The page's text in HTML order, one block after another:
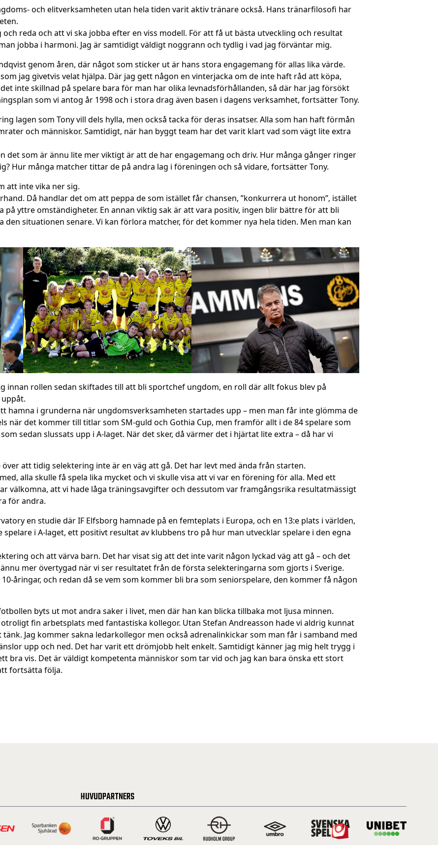
och elitverksamheten utan hela tiden varit aktiv tränare också. Hans tränarfilosofi har
och reda och att vi ska jobba efter en viss modell. För att få ut bästa utveckling och resultat
jobba i harmoni. Jag är samtidigt väldigt noggrann och tydlig i vad jag förväntar mig.
genom åren, där något som sticker ut är hans stora engagemang för allas lika värde.
jag givetvis velat hjälpa. Där jag gett någon en vinterjacka om de inte haft råd att köpa,
inte skillnad på spelare bara för man har olika levnadsförhållanden, så där har jag försökt
som vi antog år 1998 och i stora drag även basen i dagens verksamhet, fortsätter Tony.
lagen som Tony vill dels hylla, men också tacka för deras insatser. Alla som han haft förmån
och människor. Samtidigt, när han byggt team har det varit klart vad som vägt lite extra
det som är ännu lite mer viktigt är att de har engagemang och driv. Hur många gånger ringer
Hur många matcher tittar de på andra lag i föreningen och så vidare, fortsätter Tony.
att inte vika ner sig.
Då handlar det om att peppa de som istället får chansen, ”konkurrera ut honom”, istället
på yttre omständigheter. En annan viktig sak är att vara positiv, ingen blir bättre för att bli
den situationen senare. Vi kan förlora matcher, för det kommer nya hela tiden. Men man kan
innan rollen sedan skiftades till att bli sportchef ungdom, en roll där allt fokus blev på
hamna i grunderna när ungdomsverksamheten startades upp – men man får inte glömma de
när det kommer till titlar som SM-guld och Gothia Cup, men framför allt i de 84 spelare som
sedan slussats upp i A-laget. När det sker, då värmer det i hjärtat lite extra – då har vi
att tidig selektering inte är en väg att gå. Det har levt med ända från starten.
alla skulle få spela lika mycket och vi skulle visa att vi var en förening för alla. Med ett
välkomna, att vi hade låga träningsavgifter och dessutom var framgångsrika resultatmässigt
för andra.
en studie där IF Elfsborg hamnade på en femteplats i Europa, och en 13:e plats i världen,
i A-laget, ett positivt resultat av klubbens tro på hur man utvecklar spelare i den egna
och att värva barn. Det har visat sig att det inte varit någon lyckad väg att gå – och det
mer övertygad när vi ser resultatet från de första selekteringarna som gjorts i Sverige.
åringar, och redan då se vem som kommer bli bra som seniorspelare, den kommer få någon
byts ut mot andra saker i livet, men där han kan blicka tillbaka mot ljusa minnen.
fin arbetsplats med fantastiska kollegor. Utan Stefan Andreasson hade vi aldrig kunnat
Jag kommer sakna ledarkollegor men också adrenalinkickar som man får i samband med
upp och ned. Det har varit ett drömjobb helt enkelt. Samtidigt känner jag mig helt trygg i
bra vis. Det är väldigt kompetenta människor som tar vid och jag kan bara önska ett stort
fortsätta följa.
HUVUDPARTNERS